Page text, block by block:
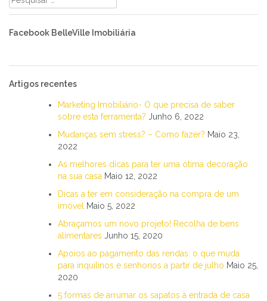
por:
Facebook BelleVille Imobiliária
Artigos recentes
Marketing Imobiliário- O que precisa de saber
sobre esta ferramenta? Junho 6, 2022
Mudanças sem stress? – Como fazer? Maio 23,
2022
As melhores dicas para ter uma ótima decoração
na sua casa Maio 12, 2022
Dicas a ter em consideração na compra de um
imóvel
Maio 5, 2022
Abraçamos um novo projeto! Recolha de bens
alimentares Junho 15, 2020
Apoios ao pagamento das rendas: o que muda
para inquilinos e senhorios a partir de julho Maio 25,
2020
5 formas de arrumar os sapatos à entrada de casa